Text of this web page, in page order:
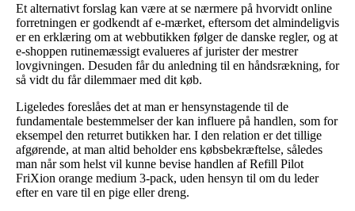
Et alternativt forslag kan være at se nærmere på hvorvidt online
forretningen er godkendt af e-mærket, eftersom det almindeligvis
er en erklæring om at webbutikken følger de danske regler, og at
e-shoppen rutinemæssigt evalueres af jurister der mestrer
lovgivningen. Desuden får du anledning til en håndsrækning, for
så vidt du får dilemmaer med dit køb.
Ligeledes foreslåes det at man er hensynstagende til de
fundamentale bestemmelser der kan influere på handlen, som for
eksempel den returret butikken har. I den relation er det tillige
afgørende, at man altid beholder ens købsbekræftelse, således
man når som helst vil kunne bevise handlen af Refill Pilot
FriXion orange medium 3-pack, uden hensyn til om du leder
efter en vare til en pige eller dreng.